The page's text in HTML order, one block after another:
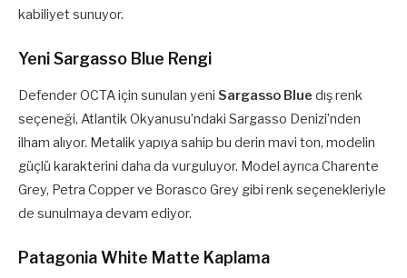
kabiliyet sunuyor.
Yeni Sargasso Blue Rengi
Defender OCTA için sunulan yeni Sargasso Blue dış renk
seçeneği, Atlantik Okyanusu’ndaki Sargasso Denizi’nden
ilham alıyor. Metalik yapıya sahip bu derin mavi ton, modelin
güçlü karakterini daha da vurguluyor. Model ayrıca Charente
Grey, Petra Copper ve Borasco Grey gibi renk seçenekleriyle
de sunulmaya devam ediyor.
Patagonia White Matte Kaplama